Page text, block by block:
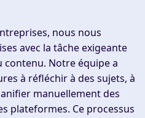
nous nous
avec la tâche exigeante
Notre équipe a
à réfléchir à des sujets, à
manuellement des
plateformes. Ce processus